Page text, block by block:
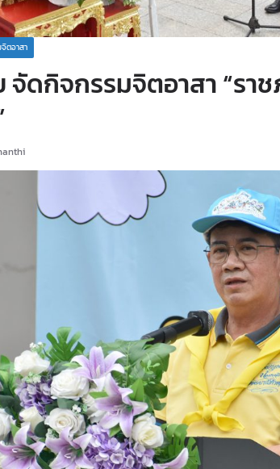
ตอาสา
จัดกิจกรรมจิตอาสา “รา